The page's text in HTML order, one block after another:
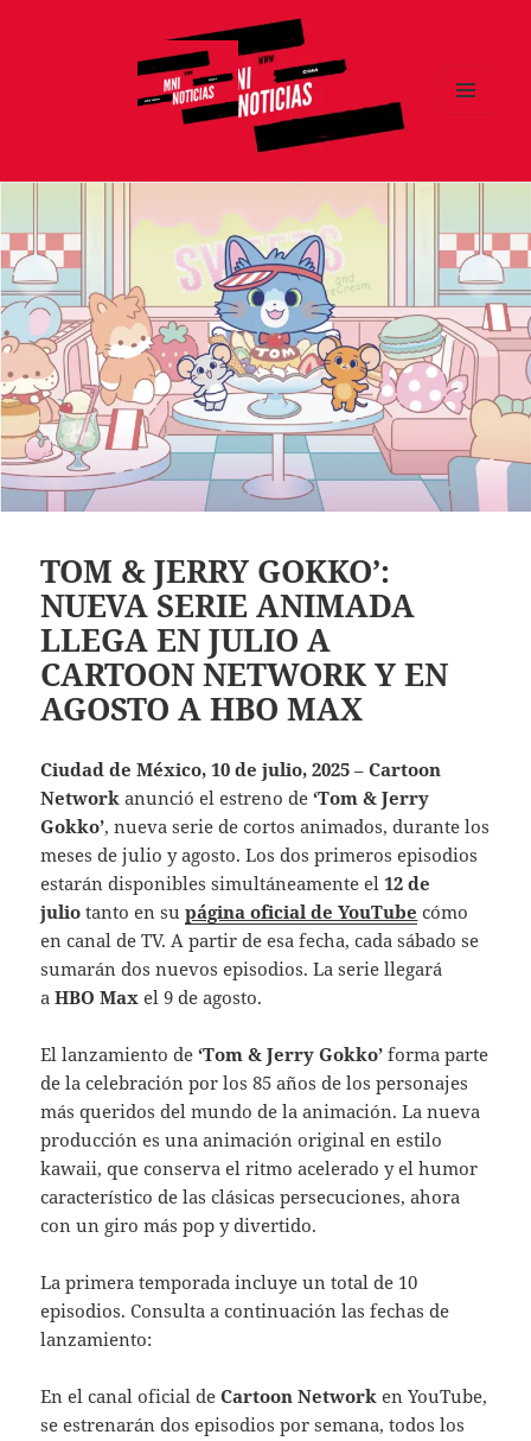
TOM & JERRY GOKKO’:
NUEVA SERIE ANIMADA
LLEGA EN JULIO A
CARTOON NETWORK Y EN
AGOSTO A HBO MAX
Ciudad de México, 10 de julio, 2025 –Cartoon
Network anunció el estreno de‘Tom & Jerry
Gokko’, nueva serie de cortos animados, durante los
meses de julio y agosto. Los dos primeros episodios
estarán disponibles simultáneamente el12 de
julio tanto en supágina oficial de YouTube cómo
en canal de TV. A partir de esa fecha, cada sábado se
sumarán dos nuevos episodios. La serie llegará
aHBO Max el 9 de agosto.
El lanzamiento de‘Tom & Jerry Gokko’ forma parte
de la celebración por los 85 años de los personajes
más queridos del mundo de la animación. La nueva
producción es una animación original en estilo
kawaii, que conserva el ritmo acelerado y el humor
característico de las clásicas persecuciones, ahora
con un giro más pop y divertido.
La primera temporada incluye un total de 10
episodios. Consulta a continuación las fechas de
lanzamiento:
En el canal oficial deCartoon Network en YouTube,
se estrenarán dos episodios por semana, todos los